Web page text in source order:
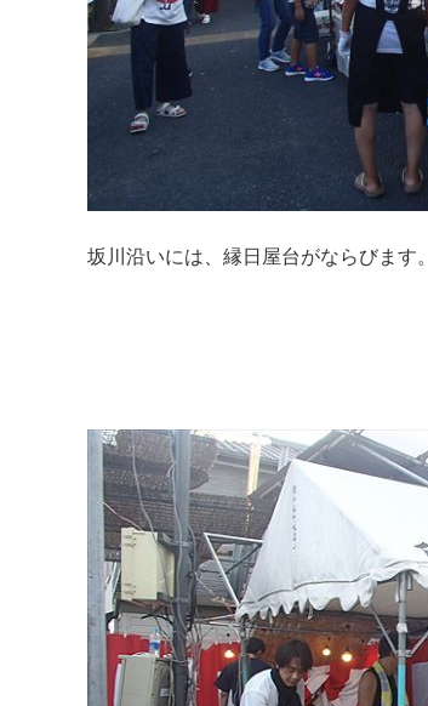
坂川沿いには、縁日屋台がならびます。